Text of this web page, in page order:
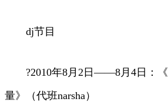
dj节目
?2010年8月2日——8月4日：《
量》（代班narsha）